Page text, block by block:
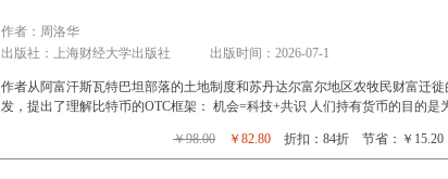
作者：周洛华
出版社：上海财经大学出版社 出版时间：2026-07-1
作者从阿富汗斯瓦特巴坦部落的土地制度和苏丹达尔富尔地区农牧民财富迁
发，提出了理解比特币的OTC框架： 机会=科技+共识 人们持有货币的目的是
￥98.00 ￥82.80 折扣：84折 节省：￥15.20